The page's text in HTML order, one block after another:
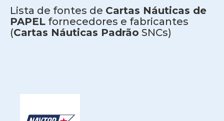
Lista de fontes de Cartas Náuticas de
PAPEL fornecedores e fabricantes
(Cartas Náuticas Padrão SNCs)